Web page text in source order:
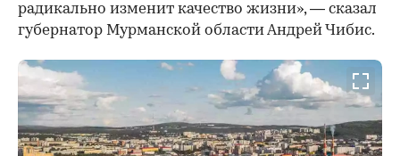
радикально изменит качество жизни», — сказал
губернатор Мурманской области Андрей Чибис.